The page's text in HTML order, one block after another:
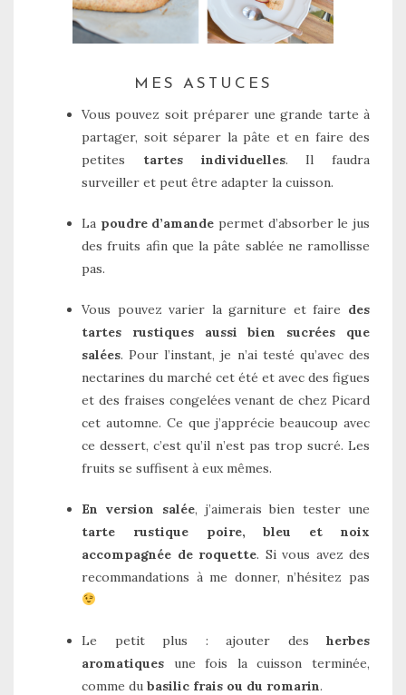
MES ASTUCES
Vous pouvez soit préparer une grande tarte à
partager, soit séparer la pâte et en faire des
petites tartes individuelles. Il faudra
surveiller et peut être adapter la cuisson.
La poudre d’amande permet d’absorber le jus
des fruits afin que la pâte sablée ne ramollisse
pas.
Vous pouvez varier la garniture et faire des
tartes rustiques aussi bien sucrées que
salées. Pour l’instant, je n’ai testé qu’avec des
nectarines du marché cet été et avec des figues
et des fraises congelées venant de chez Picard
cet automne. Ce que j’apprécie beaucoup avec
ce dessert, c’est qu’il n’est pas trop sucré. Les
fruits se suffisent à eux mêmes.
En version salée, j’aimerais bien tester une
tarte rustique poire, bleu et noix
accompagnée de roquette. Si vous avez des
recommandations à me donner, n’hésitez pas
Le petit plus : ajouter des herbes
aromatiques une fois la cuisson terminée,
comme du basilic frais ou du romarin.